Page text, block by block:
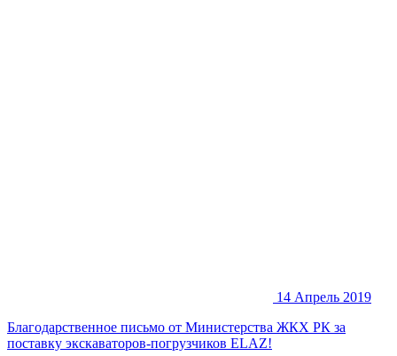
14 Апрель 2019
Благодарственное письмо от Министерства ЖКХ РК за
поставку экскаваторов-погрузчиков ELAZ!